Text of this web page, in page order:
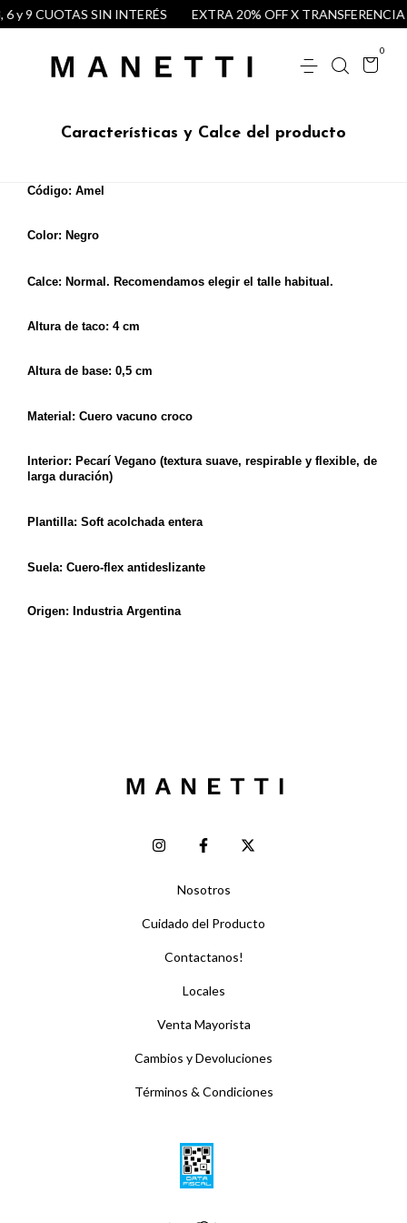
y 9 CUOTAS SIN INTERÉS EXTRA 20% OFF X TRANSFERENCIA
0
Características y Calce del producto
Código: Amel
Color: Negro
Calce: Normal. Recomendamos elegir el talle habitual.
Altura de taco: 4 cm
Altura de base: 0,5 cm
Material: Cuero vacuno croco
Interior: Pecarí Vegano (textura suave, respirable y flexible, de
larga duración)
Plantilla: Soft acolchada entera
Suela: Cuero-flex antideslizante
Origen: Industria Argentina
Nosotros
Cuidado del Producto
Contactanos!
Locales
Venta Mayorista
Cambios y Devoluciones
Términos & Condiciones